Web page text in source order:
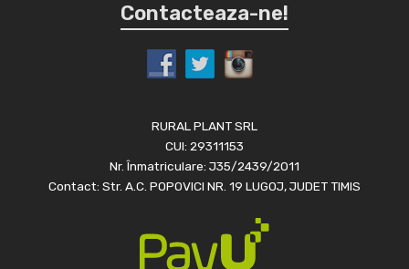
Contacteaza-ne!
RURAL PLANT SRL
CUI: 29311153
Nr. Înmatriculare: J35/2439/2011
Contact: Str. A.C. POPOVICI NR. 19 LUGOJ, JUDET TIMIS